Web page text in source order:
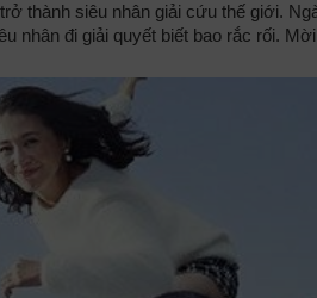
thành siêu nhân giải cứu thế giới.
nhân đi giải quyết biết bao rắc rối.